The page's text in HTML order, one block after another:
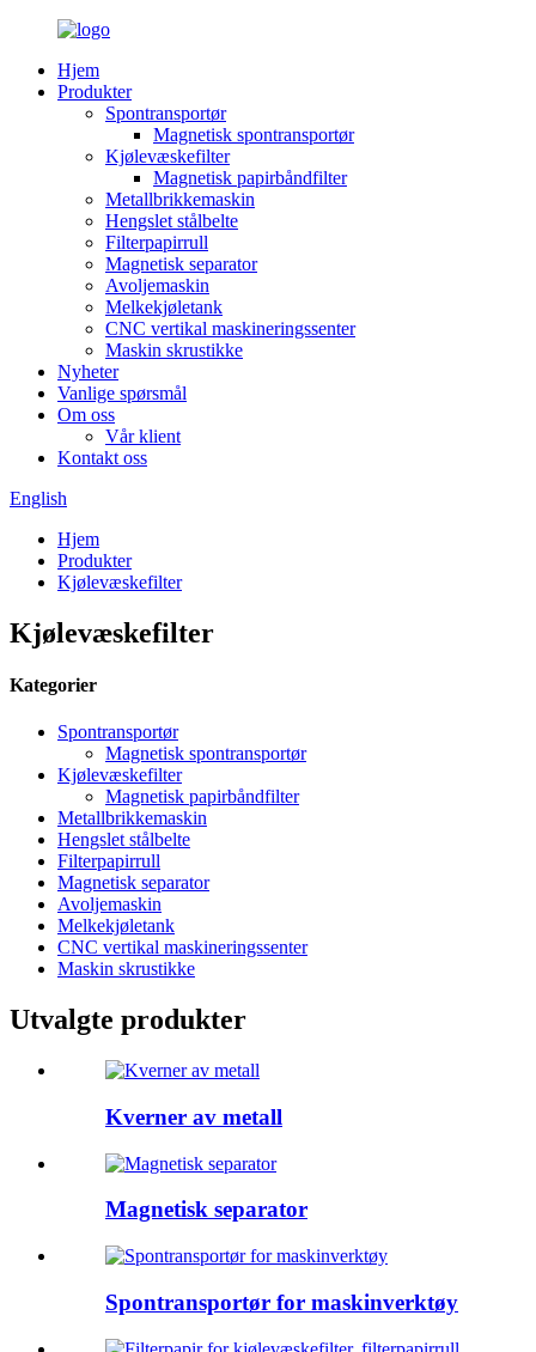
Hjem
Produkter
Spontransportør
Magnetisk spontransportør
Kjølevæskefilter
Magnetisk papirbåndfilter
Metallbrikkemaskin
Hengslet stålbelte
Filterpapirrull
Magnetisk separator
Avoljemaskin
Melkekjøletank
CNC vertikal maskineringssenter
Maskin skrustikke
Nyheter
Vanlige spørsmål
Om oss
Vår klient
Kontakt oss
English
Hjem
Produkter
Kjølevæskefilter
Kjølevæskefilter
Kategorier
Spontransportør
Magnetisk spontransportør
Kjølevæskefilter
Magnetisk papirbåndfilter
Metallbrikkemaskin
Hengslet stålbelte
Filterpapirrull
Magnetisk separator
Avoljemaskin
Melkekjøletank
CNC vertikal maskineringssenter
Maskin skrustikke
Utvalgte produkter
Kverner av metall
Magnetisk separator
Spontransportør for maskinverktøy